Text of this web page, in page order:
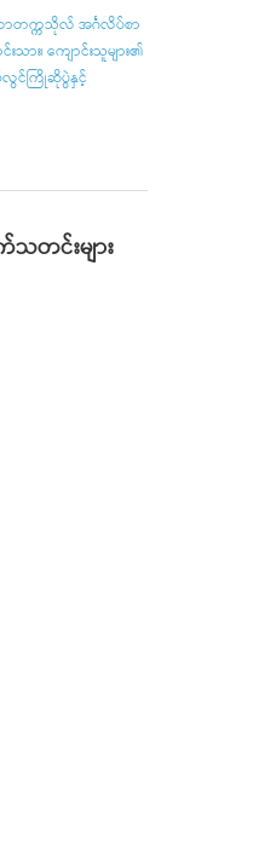
လာတက္ကသိုလ် အင်္ဂလိပ်စာ
ား၊ ကျောင်းသူများ၏
လွင်ကြိုဆိုပွဲနှင့်
တင်းများ